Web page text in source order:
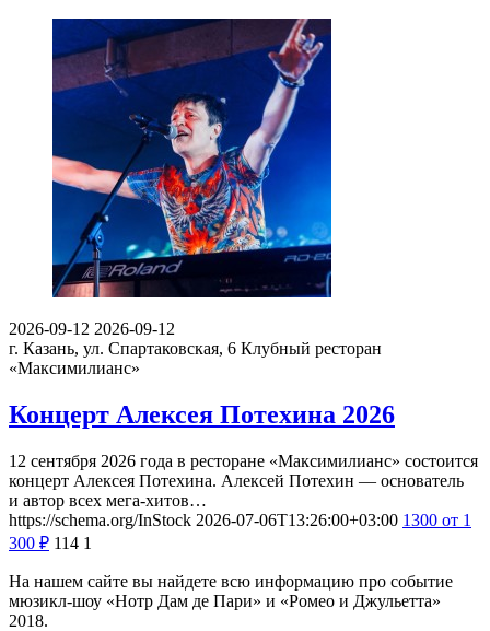
2026-09-12 2026-09-12
г. Казань, ул. Спартаковская, 6 Клубный ресторан
«Максимилианс»
Концерт Алексея Потехина 2026
12 сентября 2026 года в ресторане «Максимилианс» состоится
концерт Алексея Потехина. Алексей Потехин — основатель
и автор всех мега-хитов…
https://schema.org/InStock 2026-07-06T13:26:00+03:00 1300 от 1
300 ₽ 114 1
На нашем сайте вы найдете всю информацию про событие
мюзикл-шоу «Нотр Дам де Пари» и «Ромео и Джульетта»
2018.